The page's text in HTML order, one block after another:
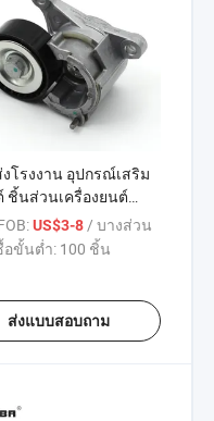
โรงงาน อุปกรณ์เสริม
ชิ้นส่วนเครื่องยนต์
สายพานเครื่องกำเนิด
ร้อมพูลเลย์ปรับความ
US$3-8 / บางส่วน
อขั้นต่ำ: 100 ชิ้น
ส่งแบบสอบถาม